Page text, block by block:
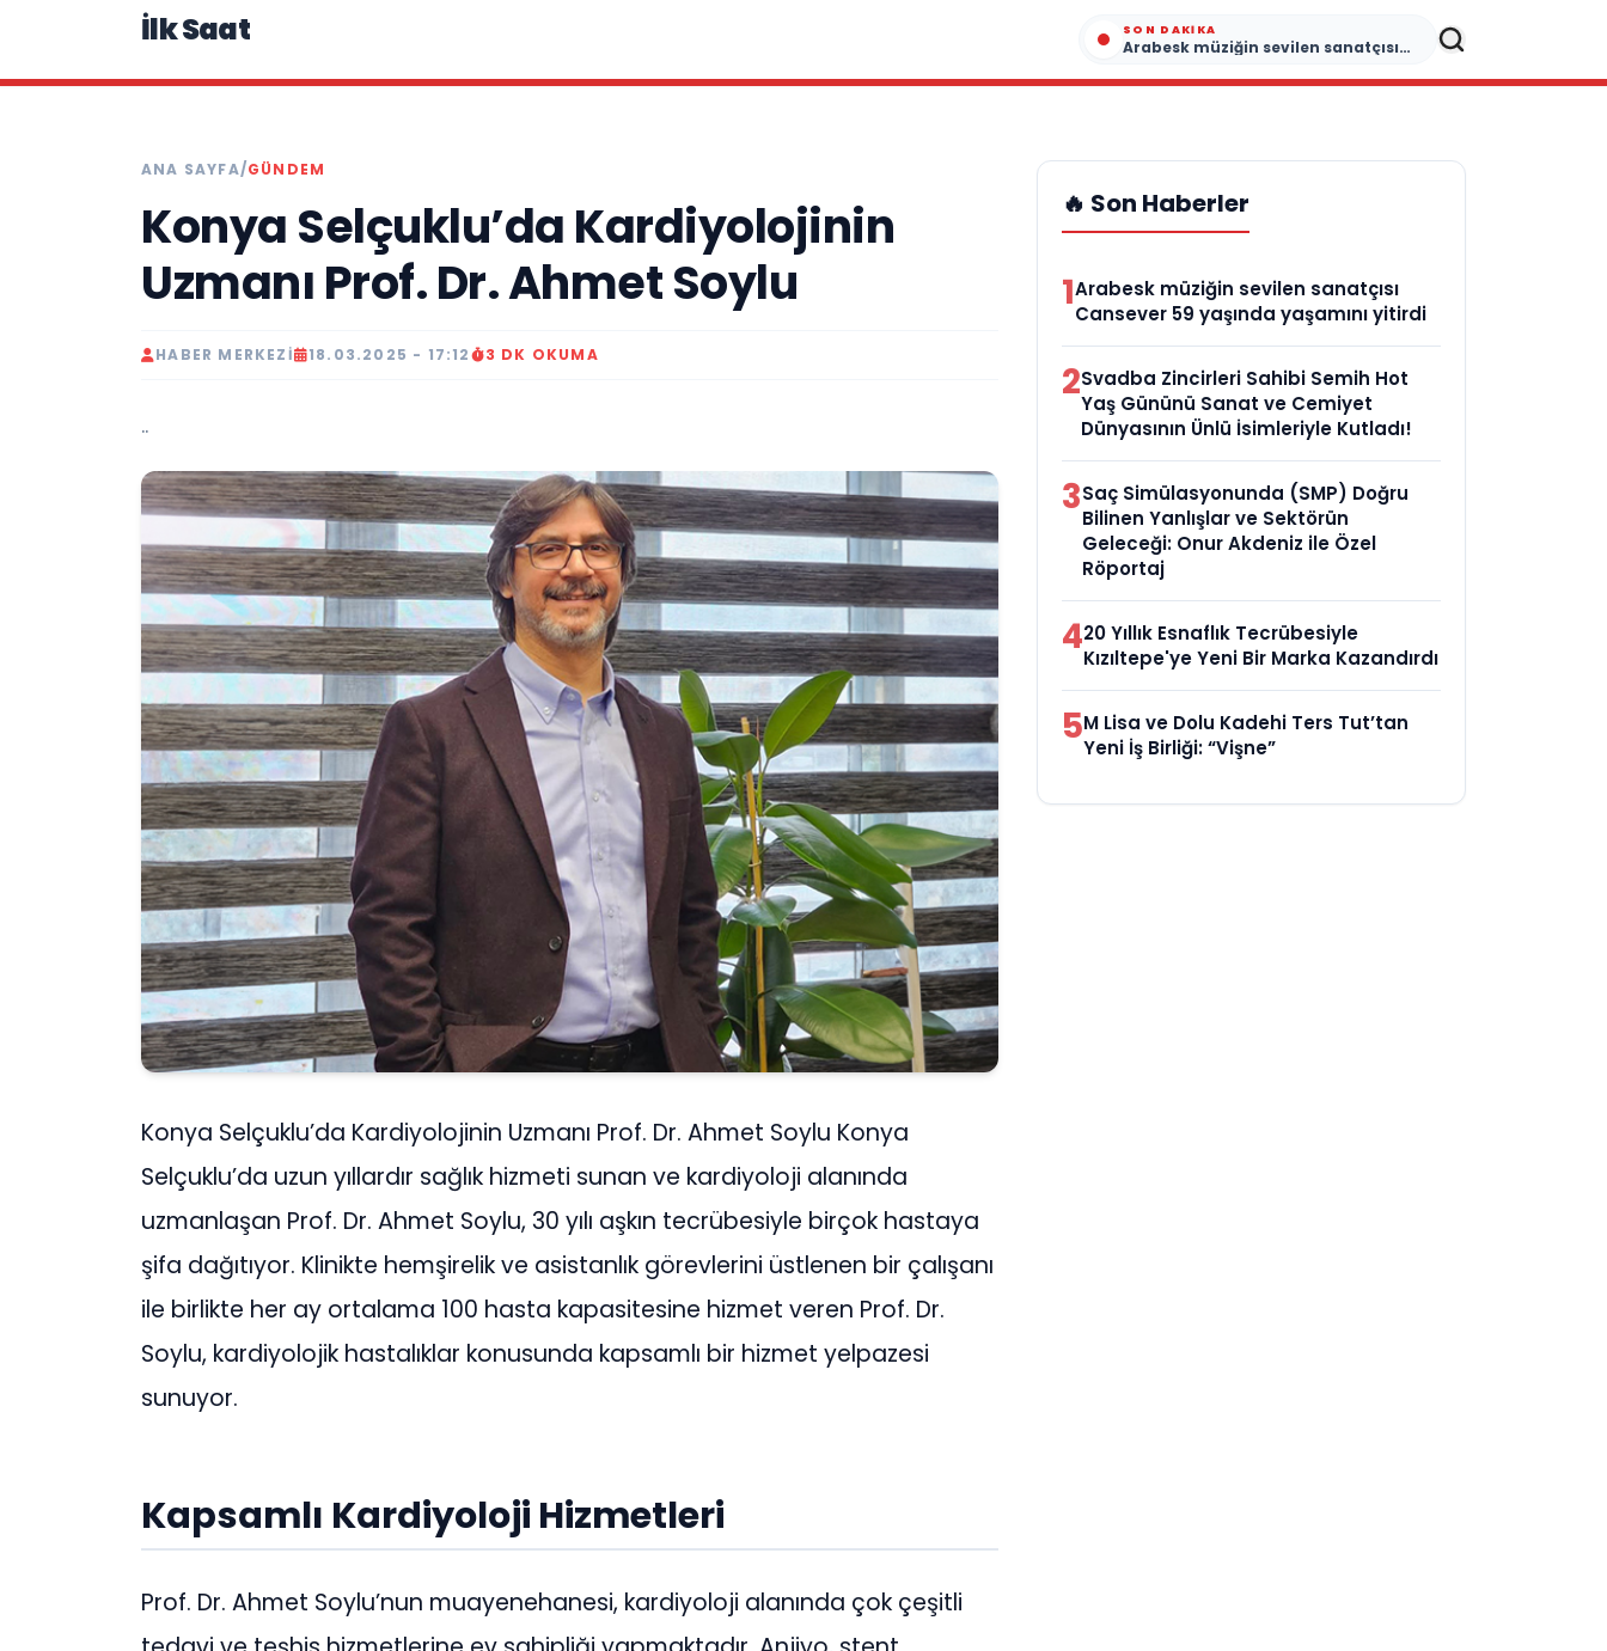
İlk Saat SON DAKIKA
Arabesk müziğin sevilen sanatçısı Cansever 59 yaşında yaşamını yitirdi
ANA SAYFA/GÜNDEM
Konya Selçuklu’da Kardiyolojinin
Uzmanı Prof. Dr. Ahmet Soylu
HABER MERKEZI 18.03.2025 - 17:12 3 DK OKUMA
..
Konya Selçuklu’da Kardiyolojinin Uzmanı Prof. Dr. Ahmet Soylu Konya
Selçuklu’da uzun yıllardır sağlık hizmeti sunan ve kardiyoloji alanında
uzmanlaşan Prof. Dr. Ahmet Soylu, 30 yılı aşkın tecrübesiyle birçok hastaya
şifa dağıtıyor. Klinikte hemşirelik ve asistanlık görevlerini üstlenen bir çalışanı
ile birlikte her ay ortalama 100 hasta kapasitesine hizmet veren Prof. Dr.
Soylu, kardiyolojik hastalıklar konusunda kapsamlı bir hizmet yelpazesi
sunuyor.
Kapsamlı Kardiyoloji Hizmetleri
Prof. Dr. Ahmet Soylu’nun muayenehanesi, kardiyoloji alanında çok çeşitli
🔥 Son Haberler
1Arabesk müziğin sevilen sanatçısı
Cansever 59 yaşında yaşamını yitirdi
2Svadba Zincirleri Sahibi Semih Hot
Yaş Gününü Sanat ve Cemiyet
Dünyasının Ünlü İsimleriyle Kutladı!
3Saç Simülasyonunda (SMP) Doğru
Bilinen Yanlışlar ve Sektörün
Geleceği: Onur Akdeniz ile Özel
Röportaj
420 Yıllık Esnaflık Tecrübesiyle
Kızıltepe'ye Yeni Bir Marka Kazandırdı
5M Lisa ve Dolu Kadehi Ters Tut’tan
Yeni İş Birliği: “Vişne”